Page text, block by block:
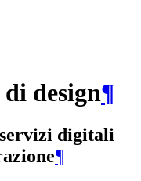
design¶
digitali
¶